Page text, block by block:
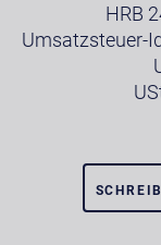
HRB
Umsatzsteuer-